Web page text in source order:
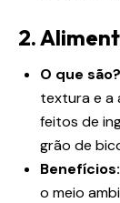
2.
O que são?
textura e a
feitos de
grão de
Benefícios:
o meio